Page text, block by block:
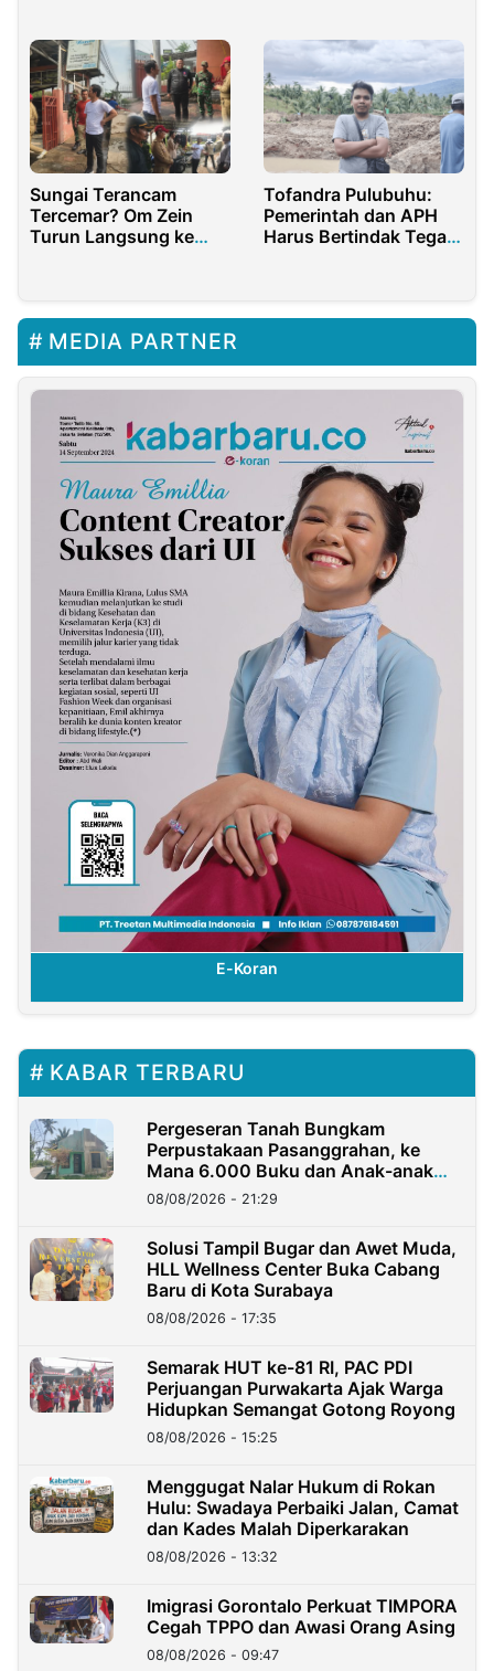
Sungai Terancam
Tercemar? Om Zein
Turun Langsung ke
Tofandra Pulubuhu:
Pemerintah dan APH
Harus Bertindak Tegas
MEDIA PARTNER
E-Koran
KABAR TERBARU
Pergeseran Tanah Bungkam
Perpustakaan Pasanggrahan, ke
Mana 6.000 Buku dan Anak-anak
Kini?
08/08/2026 - 21:29
Solusi Tampil Bugar dan Awet Muda,
HLL Wellness Center Buka Cabang
Baru di Kota Surabaya
08/08/2026 - 17:35
Semarak HUT ke-81 RI, PAC PDI
Perjuangan Purwakarta Ajak Warga
Hidupkan Semangat Gotong Royong
08/08/2026 - 15:25
Menggugat Nalar Hukum di Rokan
Hulu: Swadaya Perbaiki Jalan, Camat
dan Kades Malah Diperkarakan
08/08/2026 - 13:32
Imigrasi Gorontalo Perkuat TIMPORA
Cegah TPPO dan Awasi Orang Asing
08/08/2026 - 09:47